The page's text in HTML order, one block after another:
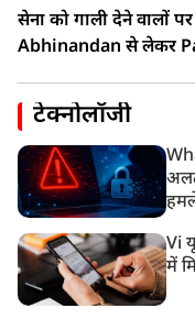
सेना को गाली देने वालों
Abhinandan से लेकर
टेक्नोलॉजी
Vi
में